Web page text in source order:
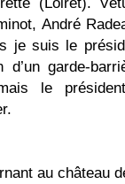
André
je suis le
garde-
le
au château